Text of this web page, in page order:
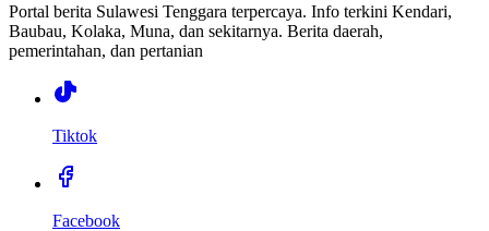
Portal berita Sulawesi Tenggara terpercaya. Info terkini Kendari,
Baubau, Kolaka, Muna, dan sekitarnya. Berita daerah,
pemerintahan, dan pertanian
Tiktok
Facebook